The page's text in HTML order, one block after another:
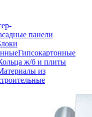
панели
Гипсокартонные
ж/б и плиты
из